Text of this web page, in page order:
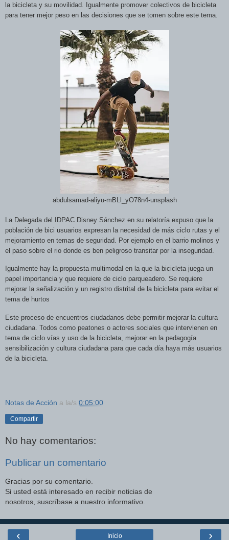
la bicicleta y su movilidad. Igualmente promover colectivos de bicicleta
para tener mejor peso en las decisiones que se tomen sobre este tema.
abdulsamad-aliyu-mBLl_yO78n4-unsplash
La Delegada del IDPAC Disney Sánchez en su relatoría expuso que la
población de bici usuarios expresan la necesidad de más ciclo rutas y el
mejoramiento en temas de seguridad. Por ejemplo en el barrio molinos y
el paso sobre el rio donde es ben peligroso transitar por la inseguridad.
Igualmente hay la propuesta multimodal en la que la bicicleta juega un
papel importancia y que requiere de ciclo parqueadero. Se requiere
mejorar la señalización y un registro distrital de la bicicleta para evitar el
tema de hurtos
Este proceso de encuentros ciudadanos debe permitir mejorar la cultura
ciudadana. Todos como peatones o actores sociales que intervienen en
tema de ciclo vías y uso de la bicicleta, mejorar en la pedagogía
sensibilización y cultura ciudadana para que cada día haya más usuarios
de la bicicleta.
Notas de Acción a la/s 0:05:00
Compartir
No hay comentarios:
Publicar un comentario
Gracias por su comentario.
Si usted está interesado en recibir noticias de
nosotros, suscríbase a nuestro informativo.
‹ ›
Inicio